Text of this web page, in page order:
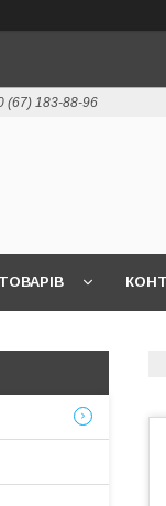
(67) 183-88-96